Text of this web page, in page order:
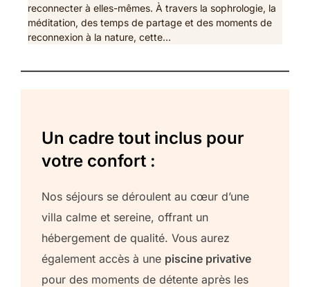
reconnecter à elles-mêmes. À travers la sophrologie, la
méditation, des temps de partage et des moments de
reconnexion à la nature, cette…
Un cadre tout inclus pour
votre confort :
Nos séjours se déroulent au cœur d’une
villa calme et sereine, offrant un
hébergement de qualité. Vous aurez
également accès à une piscine privative
pour des moments de détente après les